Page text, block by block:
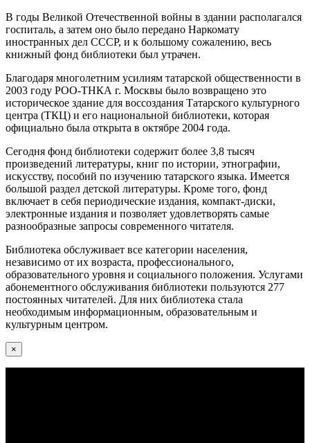
В годы Великой Отечественной войны в здании располагался
госпиталь, а затем оно было передано Наркомату
иностранных дел СССР, и к большому сожалению, весь
книжный фонд библиотеки был утрачен.
Благодаря многолетним усилиям татарской общественности в
2003 году РОО-ТНКА г. Москвы было возвращено это
историческое здание для воссоздания Татарского культурного
центра (ТКЦ) и его национальной библиотеки, которая
официально была открыта в октябре 2004 года.
Сегодня фонд библиотеки содержит более 3,8 тысяч
произведений литературы, книг по истории, этнографии,
искусству, пособий по изучению татарского языка. Имеется
большой раздел детской литературы. Кроме того, фонд
включает в себя периодические издания, компакт-диски,
электронные издания и позволяет удовлетворять самые
разнообразные запросы современного читателя.
Библиотека обслуживает все категории населения,
независимо от их возраста, профессионального,
образовательного уровня и социального положения. Услугами
абонементного обслуживания библиотеки пользуются 277
постоянных читателей. Для них библиотека стала
необходимым информационным, образовательным и
культурным центром.
×